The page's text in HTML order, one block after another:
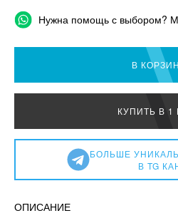
Нужна помощь с выбором?
В
КУПИТЬ В 1
БОЛЬШЕ
В TG
ОПИСАНИЕ